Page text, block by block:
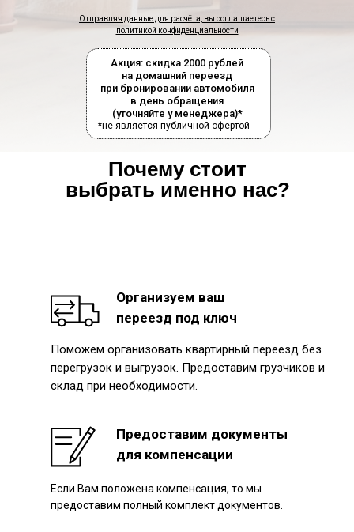
Отправляя данные для расчёта, вы соглашаетесь с
политикой конфиденциальности
Акция: скидка 2000 рублей
на домашний переезд
при бронировании автомобиля
в день обращения
(уточняйте у менеджера)*
*не является публичной офертой
Почему стоит
выбрать именно нас?
Организуем ваш
переезд под ключ
Предоставим документы
для компенсации
Поможем организовать квартирный переезд без
перегрузок и выгрузок. Предоставим грузчиков и
склад при необходимости.
Если Вам положена компенсация, то мы
предоставим полный комплект документов.
Наш